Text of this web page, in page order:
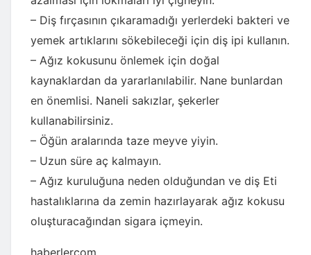
– Diş fırçasının çıkaramadığı yerlerdeki bakteri ve
yemek artıklarını sökebileceği için diş ipi kullanın.
– Ağız kokusunu önlemek için doğal
kaynaklardan da yararlanılabilir. Nane bunlardan
en önemlisi. Naneli sakızlar, şekerler
kullanabilirsiniz.
– Öğün aralarında taze meyve yiyin.
– Uzun süre aç kalmayın.
– Ağız kuruluğuna neden olduğundan ve diş Eti
hastalıklarına da zemin hazırlayarak ağız kokusu
oluşturacağından sigara içmeyin.
haberlercom